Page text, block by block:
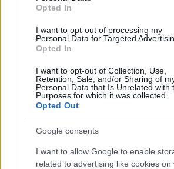
Opted In
I want to opt-out of processing my
Personal Data for Targeted
Opted In
I want to opt-out of Collection, Use,
Retention, Sale, and/or Sharing of
Personal Data that Is Unrelated with
Purposes for which it was collected.
Opted Out
Google consents
I want to allow Google to enable
related to advertising like cookies on
lietā jauns pavērsiens:
apcietinātā policista
aizstāvis vērsies tiesā
pievērs
jūtas arī
Atcelt